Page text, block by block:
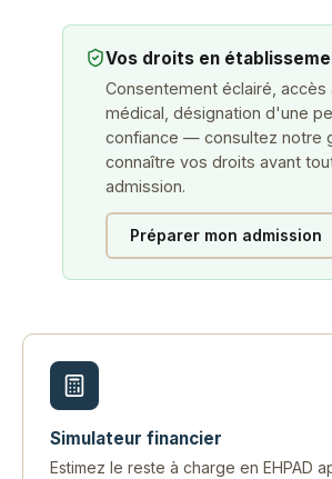
Vos droits en
Consentement éclairé, accès
médical, désignation d'une
confiance — consultez notre
connaître vos droits avant
admission.
Préparer mon admission
Simulateur financier
Estimez le reste à charge en EHPAD